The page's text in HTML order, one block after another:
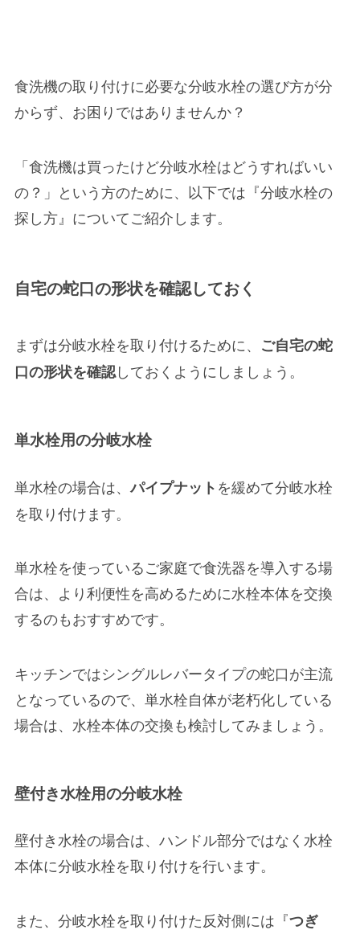
食洗機の取り付けに必要な分岐水栓の選び方が分
からず、お困りではありませんか？
「食洗機は買ったけど分岐水栓はどうすればいい
の？」という方のために、以下では『分岐水栓の
探し方』についてご紹介します。
自宅の蛇口の形状を確認しておく
まずは分岐水栓を取り付けるために、 ご自宅の蛇
口の形状を確認しておくようにしましょう。
単水栓用の分岐水栓
単水栓の場合は、パイプナットを緩めて分岐水栓
を取り付けます。
単水栓を使っているご家庭で食洗器を導入する場
合は、より利便性を高めるために水栓本体を交換
するのもおすすめです。
キッチンではシングルレバータイプの蛇口が主流
となっているので、単水栓自体が老朽化している
場合は、水栓本体の交換も検討してみましょう。
壁付き水栓用の分岐水栓
壁付き水栓の場合は、ハンドル部分ではなく 水栓
本体に分岐水栓を取り付けを行います。
また、分岐水栓を取り付けた反対側には『つぎ